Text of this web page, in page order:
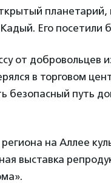
планетарий,
Его посетили
от добровольцев
в торговом
безопасный путь
на Аллее
выставка